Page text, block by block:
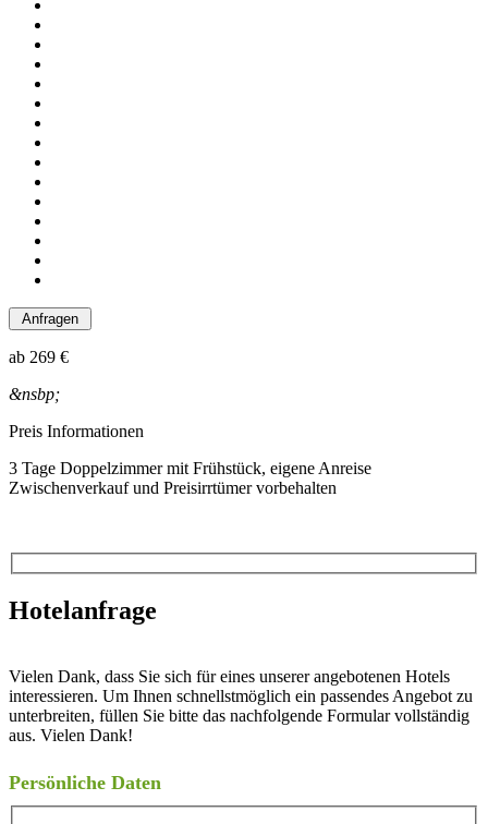
ab 269 €
&nsbp;
Preis Informationen
3 Tage Doppelzimmer mit Frühstück, eigene Anreise
Zwischenverkauf und Preisirrtümer vorbehalten
Hotelanfrage
Vielen Dank, dass Sie sich für eines unserer angebotenen Hotels
interessieren. Um Ihnen schnellstmöglich ein passendes Angebot zu
unterbreiten, füllen Sie bitte das nachfolgende Formular vollständig
aus. Vielen Dank!
Persönliche Daten